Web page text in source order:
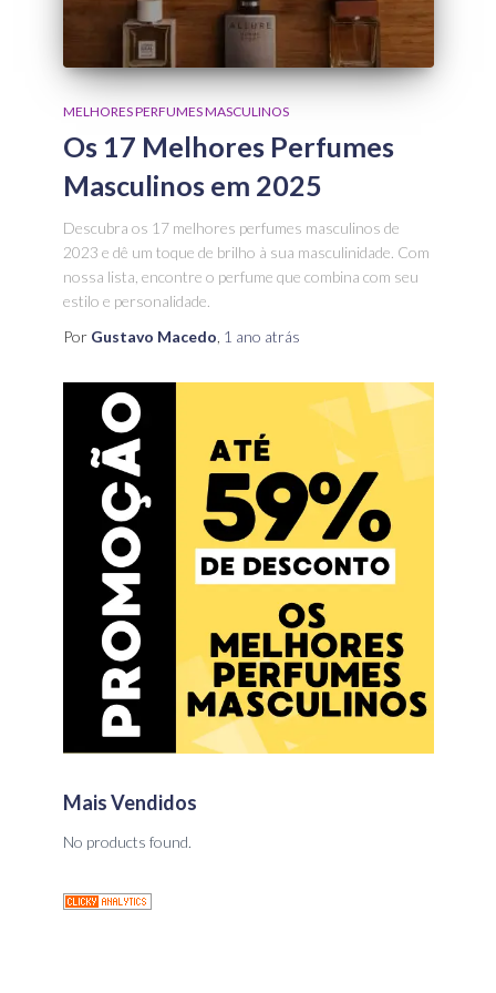
MELHORES PERFUMES MASCULINOS
Os 17 Melhores Perfumes
Masculinos em 2025
Descubra os 17 melhores perfumes masculinos de
2023 e dê um toque de brilho à sua masculinidade. Com
nossa lista, encontre o perfume que combina com seu
estilo e personalidade.
Por Gustavo Macedo 1 ano atrás
Mais Vendidos
No products found.